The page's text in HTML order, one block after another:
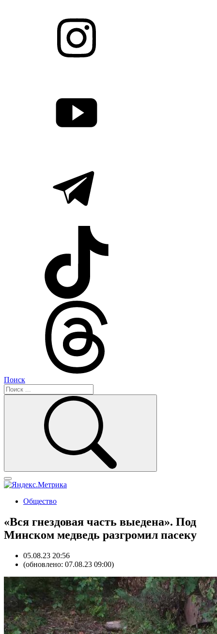
Поиск
Общество
«Вся гнездовая часть выедена». Под
Минском медведь разгромил пасеку
05.08.23 20:56
(обновлено: 07.08.23 09:00)